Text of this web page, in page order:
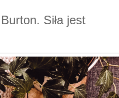
Siła jest